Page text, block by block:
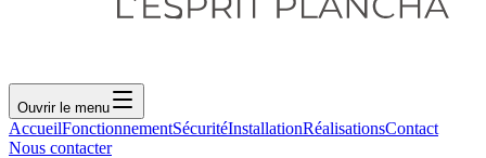
Ouvrir le menu
AccueilFonctionnementSécuritéInstallationRéalisationsContact
Nous contacter